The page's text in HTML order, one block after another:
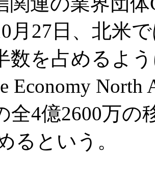
月27日、北米
数を占めるよ
Economy
全4億2600万の
るという。